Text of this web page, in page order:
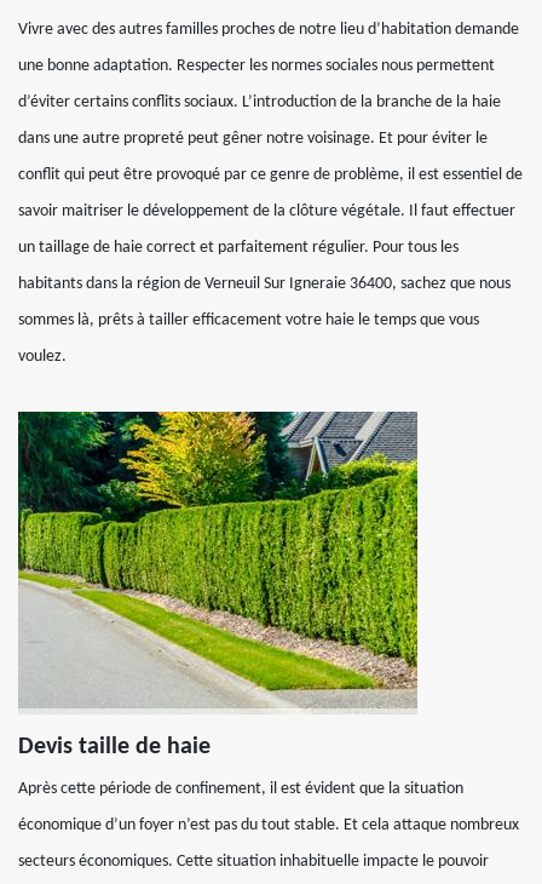
Vivre avec des autres familles proches de notre lieu d’habitation demande
une bonne adaptation. Respecter les normes sociales nous permettent
d’éviter certains conflits sociaux. L’introduction de la branche de la haie
dans une autre propreté peut gêner notre voisinage. Et pour éviter le
conflit qui peut être provoqué par ce genre de problème, il est essentiel de
savoir maitriser le développement de la clôture végétale. Il faut effectuer
un taillage de haie correct et parfaitement régulier. Pour tous les
habitants dans la région de Verneuil Sur Igneraie 36400, sachez que nous
sommes là, prêts à tailler efficacement votre haie le temps que vous
voulez.
Devis taille de haie
Après cette période de confinement, il est évident que la situation
économique d’un foyer n’est pas du tout stable. Et cela attaque nombreux
secteurs économiques. Cette situation inhabituelle impacte le pouvoir